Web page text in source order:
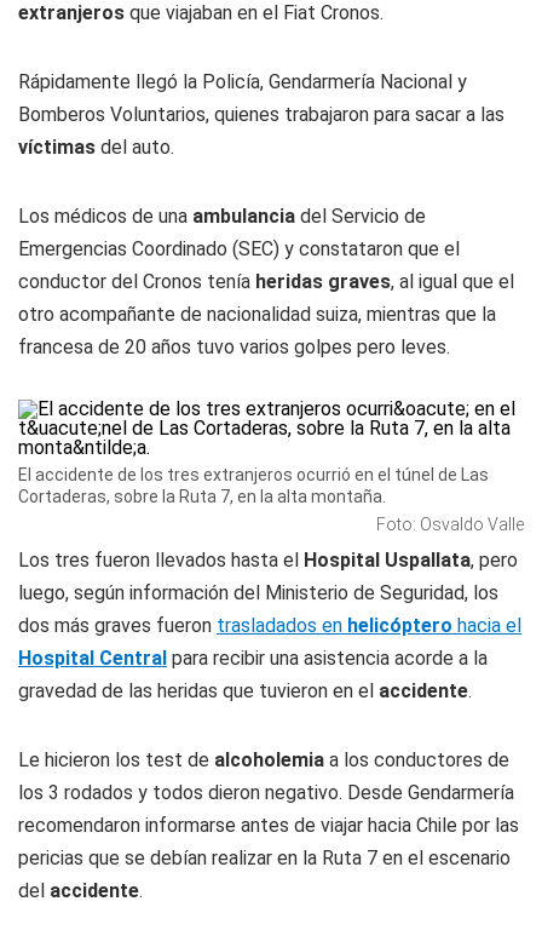
extranjeros que viajaban en el Fiat Cronos.
Rápidamente llegó la Policía, Gendarmería Nacional y
Bomberos Voluntarios, quienes trabajaron para sacar a las
víctimas del auto.
Los médicos de una ambulancia del Servicio de
Emergencias Coordinado (SEC) y constataron que el
conductor del Cronos tenía heridas graves, al igual que el
otro acompañante de nacionalidad suiza, mientras que la
francesa de 20 años tuvo varios golpes pero leves.
El accidente de los tres extranjeros ocurrió en el túnel de Las
Cortaderas, sobre la Ruta 7, en la alta montaña.
Foto: Osvaldo Valle
Los tres fueron llevados hasta el Hospital Uspallata, pero
luego, según información del Ministerio de Seguridad, los
dos más graves fueron trasladados en helicóptero hacia el
Hospital Central para recibir una asistencia acorde a la
gravedad de las heridas que tuvieron en el accidente.
Le hicieron los test de alcoholemia a los conductores de
los 3 rodados y todos dieron negativo. Desde Gendarmería
recomendaron informarse antes de viajar hacia Chile por las
pericias que se debían realizar en la Ruta 7 en el escenario
del accidente.